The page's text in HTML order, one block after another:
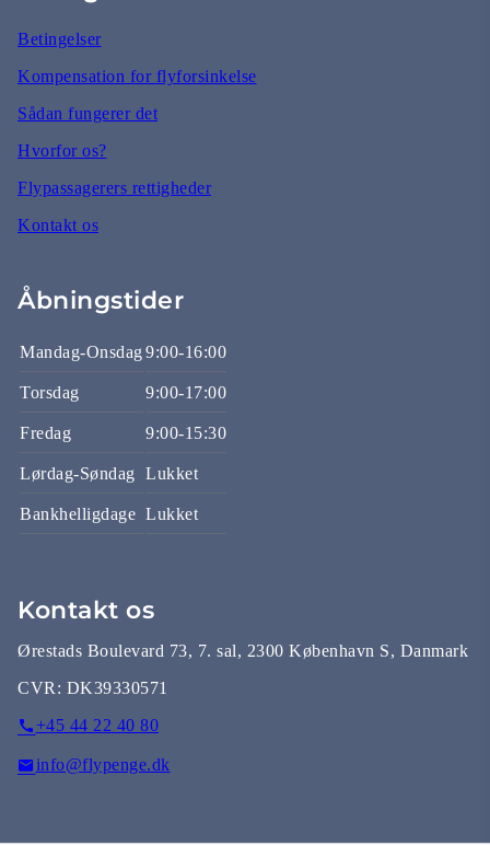
Betingelser
Kompensation for flyforsinkelse
Sådan fungerer det
Hvorfor os?
Flypassagerers rettigheder
Kontakt os
Åbningstider
Mandag-Onsdag9:00-16:00
Torsdag 9:00-17:00
Fredag 9:00-15:30
Lørdag-Søndag Lukket
Bankhelligdage Lukket
Kontakt os
Ørestads Boulevard 73, 7. sal, 2300 København S, Danmark
CVR: DK39330571
+45 44 22 40 80
info@flypenge.dk